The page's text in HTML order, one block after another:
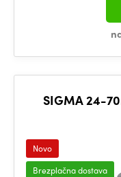
SIGMA 24-
Novo
Brezplačna dostava